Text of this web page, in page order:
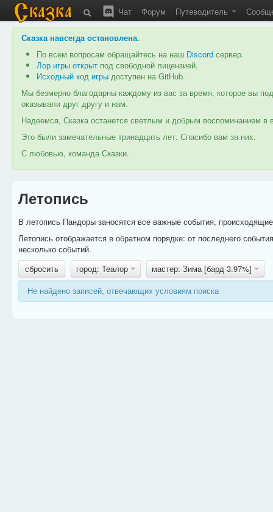
Чат Форум Путеводитель
Сказка навсегда остановлена.
По всем вопросам обращайтесь на наш Discord сервер.
Лор игры открыт под свободной лицензией.
Исходный код игры доступен на GitHub.
Мы безмерно благодарны каждому из вас за время, которое вы
оказывали друг другу и нам.
Надеемся, Сказка останется светлым и добрым воспоминанием
Это были замечательные тринадцать лет. Спасибо вам за них.
С любовью, команда Сказки.
Летопись
В летопись Пандоры заносятся все важные события,
Летопись отображается в обратном порядке: от последнего
несколько событий.
сбросить
город: Теалор
мастер: Зима [бард 3.97%]
Не найдено записей, отвечающих условиям поиска